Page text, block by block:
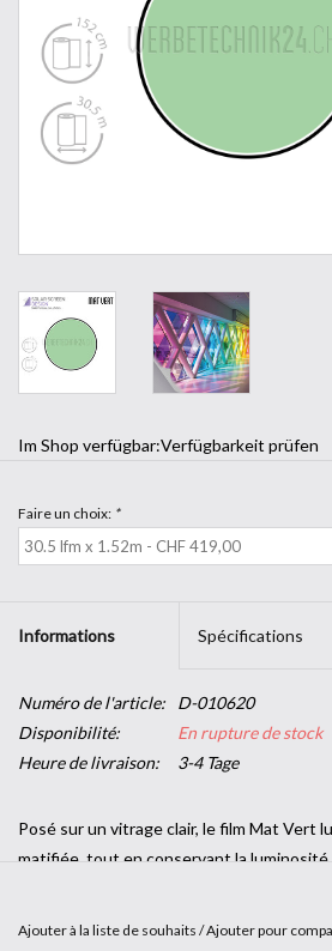
Im Shop verfügbar:Verfügbarkeit prüfen
Faire un choix: *
Informations Spécifications
Numéro de l'article:
D-010620
Disponibilité:
En rupture de stock
Heure de livraison:
3-4 Tage
Posé sur un vitrage clair, le film Mat Vert
matifiée, tout en conservant la
Ajouter à la liste de souhaits /Ajouter pour